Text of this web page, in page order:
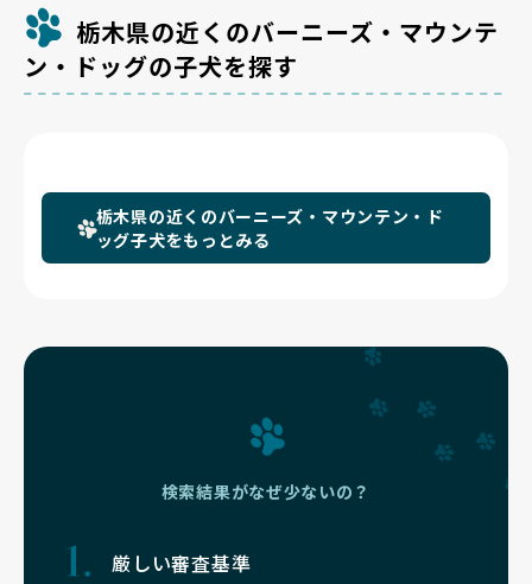
栃木県の近くのバーニーズ・マウンテ
ン・ドッグの子犬を探す
栃木県の近くのバーニーズ・マウンテン・ド
ッグ子犬をもっとみる
検索結果がなぜ少ないの？
厳しい審査基準